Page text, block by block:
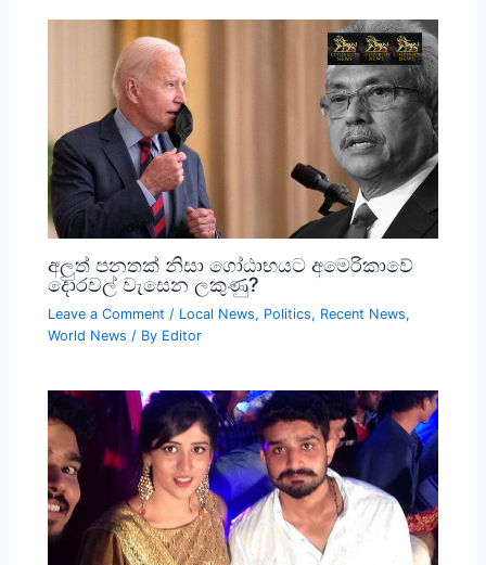
අලුත් පනතක් නිසා ගෝඨාභයට අමෙරිකාවේ
දොරවල් වැසෙන ලකුණු?
Leave a Comment / Local News, Politics, Recent News,
World News / By Editor